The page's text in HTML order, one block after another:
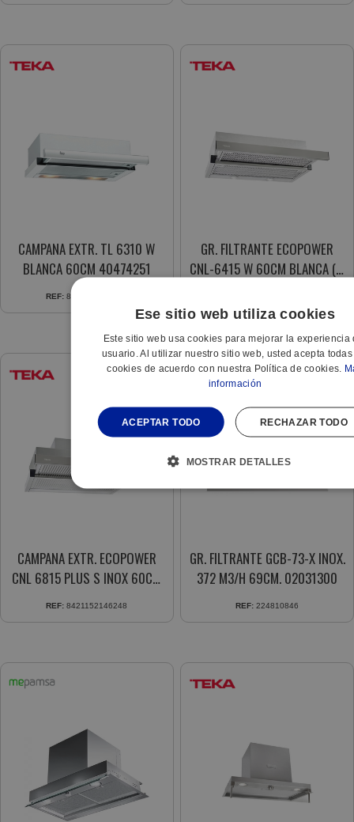
CAMPANA EXTR. TL 6310 W
BLANCA 60CM 40474251
REF: 8421152145982
GR. FILTRANTE ECOPOWER
CNL-6415 W 60CM BLANCA (A)
CAMPANA EXTR. ECOPOWER
CNL 6815 PLUS S INOX 60CM
REF: 8421152146248
GR. FILTRANTE GCB-73-X INOX.
372 M3/H 69CM. 02031300
REF: 224810846
Ese sitio web utiliza cookies
Este sitio web usa cookies para mejorar la experiencia
usuario. Al utilizar nuestro sitio web, usted acepta
cookies de acuerdo con nuestra Política de cookies.
información
ACEPTAR TODO RECHAZAR TODO
MOSTRAR DETALLES